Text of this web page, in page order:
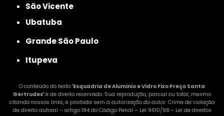
São Vicente
Ubatuba
Grande São Paulo
Itupeva
O conteúdo do texto "Esquadria de Aluminio e Vidro Fixo Preço Santa
Gertrudes" é de direito reservado. Sua reprodução, parcial ou total, mesmo
citando nossos links, é proibida sem a autorização do autor. Crime de violação
de direito autoral – artigo 184 do Código Penal – Lei 9610/98 - Lei de direitos